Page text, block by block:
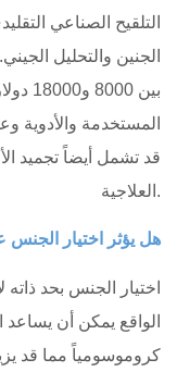
التلقيح الصناعي
الجنين والتحليل
بين
المستخدمة والأدوية
قد تشمل أيضاً تجميد
العلاجية.
هل يؤثر اختيار
اختيار الجنس بحد
الواقع يمكن أن يساعد
كروموسومياً مما قد